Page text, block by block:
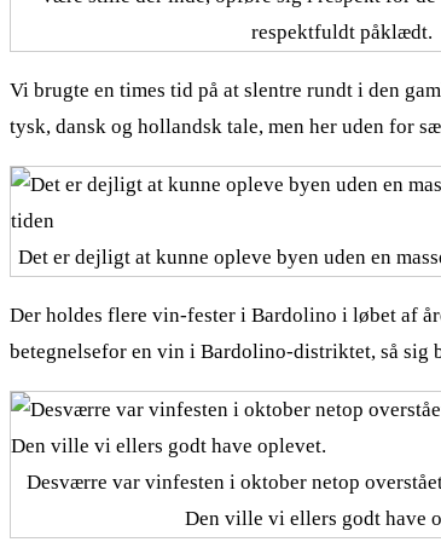
respektfuldt påklædt.
Vi brugte en times tid på at slentre rundt i den
tysk, dansk og hollandsk tale, men her uden for
Det er dejligt at kunne opleve byen uden en
Der holdes flere vin-fester i Bardolino i løbet af
betegnelsefor en vin i Bardolino-distriktet, så sig
Desværre var vinfesten i oktober netop
Den ville vi ellers godt have